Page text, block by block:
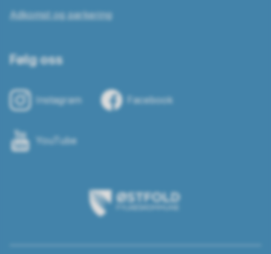
Adkomst og parkering
Følg oss
Instagram Facebook
YouTube
Østfold
fylkeskommune